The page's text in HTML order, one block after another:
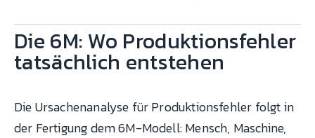
Die 6M: Wo Produktionsfehler
tatsächlich entstehen
Die Ursachenanalyse für Produktionsfehler folgt in
der Fertigung dem 6M-Modell: Mensch, Maschine,